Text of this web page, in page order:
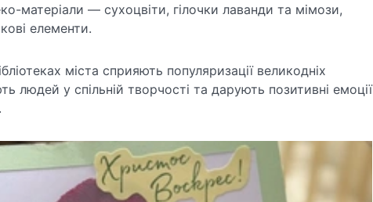
матеріали — сухоцвіти, гілочки лаванди та мімози,
елементи.
міста сприяють популяризації великодніх
людей у спільній творчості та дарують позитивні емоції